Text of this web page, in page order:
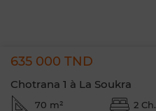
635 000 TND
Chotrana 1 à La Soukra
70 m² 2 Ch.